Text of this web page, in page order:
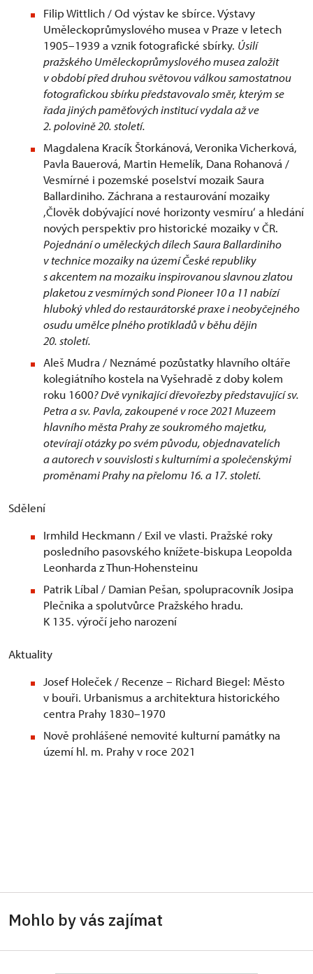
Filip Wittlich / Od výstav ke sbírce. Výstavy
Uměleckoprůmyslového musea v Praze v letech
1905–1939 a vznik fotografické sbírky. Úsilí
pražského Uměleckoprůmyslového musea založit
v období před druhou světovou válkou samostatnou
fotografickou sbírku představovalo směr, kterým se
řada jiných paměťových institucí vydala až ve
2. polovině 20. století.
Magdalena Kracík Štorkánová, Veronika Vicherková,
Pavla Bauerová, Martin Hemelík, Dana Rohanová /
Vesmírné i pozemské poselství mozaik Saura
Ballardiniho. Záchrana a restaurování mozaiky
‚Člověk dobývající nové horizonty vesmíru‘ a hledání
nových perspektiv pro historické mozaiky v ČR.
Pojednání o uměleckých dílech Saura Ballardiniho
v technice mozaiky na území České republiky
s akcentem na mozaiku inspirovanou slavnou zlatou
plaketou z vesmírných sond Pioneer 10 a 11 nabízí
hluboký vhled do restaurátorské praxe i neobyčejného
osudu umělce plného protikladů v běhu dějin
20. století.
Aleš Mudra / Neznámé pozůstatky hlavního oltáře
kolegiátního kostela na Vyšehradě z doby kolem
roku 1600? Dvě vynikající dřevořezby představující sv.
Petra a sv. Pavla, zakoupené v roce 2021 Muzeem
hlavního města Prahy ze soukromého majetku,
otevírají otázky po svém původu, objednavatelích
a autorech v souvislosti s kulturními a společenskými
proměnami Prahy na přelomu 16. a 17. století.
Sdělení
Irmhild Heckmann / Exil ve vlasti. Pražské roky
posledního pasovského knížete-biskupa Leopolda
Leonharda z Thun-Hohensteinu
Patrik Líbal / Damian Pešan, spolupracovník Josipa
Plečnika a spolutvůrce Pražského hradu.
K 135. výročí jeho narození
Aktuality
Josef Holeček / Recenze – Richard Biegel: Město
v bouři. Urbanismus a architektura historického
centra Prahy 1830–1970
Nově prohlášené nemovité kulturní památky na
území hl. m. Prahy v roce 2021
Mohlo by vás zajímat